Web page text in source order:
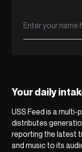
Your daily
USS Feed is a
distributes
reporting the latest
and music to its